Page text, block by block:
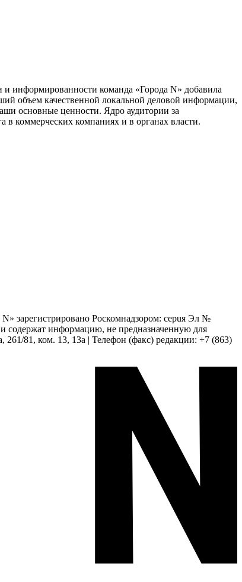
информированности команда «Города N» добавила
объем качественной локальной деловой информации,
основные ценности. Ядро аудитории за
в коммерческих компаниях и в органах власти.
зарегистрировано Роскомнадзором: серuя Эл №
содержат информацию, не предназначенную для
261/81, ком. 13, 13а | Телефон (факс) редакции: +7 (863)